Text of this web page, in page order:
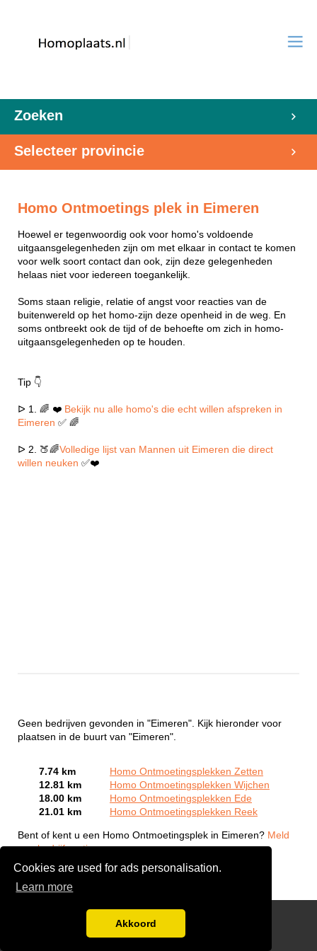
Cookies are used for ads personalisation.
Learn more
Akkoord
Zoeken
Selecteer provincie
Homo Ontmoetings plek in Eimeren
Hoewel er tegenwoordig ook voor homo's voldoende
uitgaansgelegenheden zijn om met elkaar in contact te komen
voor welk soort contact dan ook, zijn deze gelegenheden
helaas niet voor iedereen toegankelijk.
Soms staan religie, relatie of angst voor reacties van de
buitenwereld op het homo-zijn deze openheid in de weg. En
soms ontbreekt ook de tijd of de behoefte om zich in homo-
uitgaansgelegenheden op te houden.
Tip 👇
ᐅ 1. 🌈 ❤️ Bekijk nu alle homo's die echt willen afspreken in
Eimeren ✅ 🌈
ᐅ 2. 🍑🌈Volledige lijst van Mannen uit Eimeren die direct
willen neuken ✅❤️
Geen bedrijven gevonden in "Eimeren". Kijk hieronder voor
plaatsen in de buurt van "Eimeren".
7.74 km
Homo Ontmoetingsplekken Zetten
12.81 km
Homo Ontmoetingsplekken Wijchen
18.00 km
Homo Ontmoetingsplekken Ede
21.01 km
Homo Ontmoetingsplekken Reek
Bent of kent u een Homo Ontmoetingsplek in Eimeren? Meld
een bedrijf gratis aan